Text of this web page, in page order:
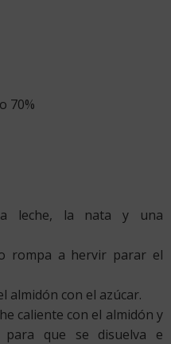
70%
leche, la nata y una
rompa a hervir parar el
almidón con el azúcar.
caliente con el almidón y
que se disuelva e